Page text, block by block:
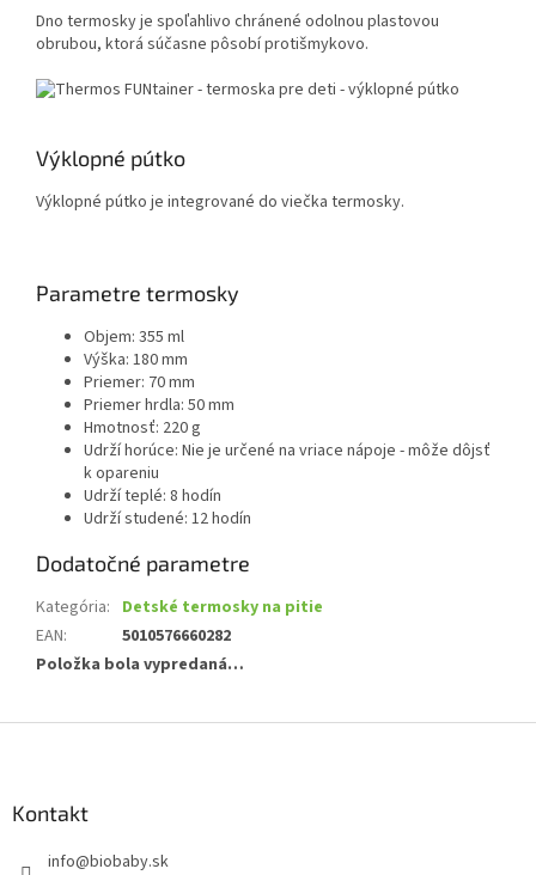
Dno termosky je spoľahlivo chránené odolnou plastovou
obrubou, ktorá súčasne pôsobí protišmykovo.
Výklopné pútko
Výklopné pútko je integrované do viečka termosky.
Parametre termosky
Objem: 355 ml
Výška: 180 mm
Priemer: 70 mm
Priemer hrdla: 50 mm
Hmotnosť: 220 g
Udrží horúce: Nie je určené na vriace nápoje - môže dôjsť
k opareniu
Udrží teplé: 8 hodín
Udrží studené: 12 hodín
Dodatočné parametre
Kategória: Detské termosky na pitie
EAN:
5010576660282
Položka bola vypredaná…
Kontakt
info@biobaby.sk